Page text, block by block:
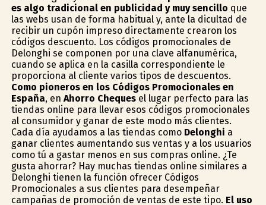
es algo tradicional en publicidad y muy sencillo que
las webs usan de forma habitual y, ante la dificultad de
recibir un cupón impreso directamente crearon los
códigos descuento. Los códigos promocionales de
Delonghi se componen por una clave alfanumérica,
cuando se aplica en la casilla correspondiente le
proporciona al cliente varios tipos de descuentos.
Como pioneros en los Códigos Promocionales en
España, en Ahorro Chequesel lugar perfecto para las
tiendas online para llevar esos códigos promocionales
al consumidor y ganar de este modo más clientes.
Cada día ayudamos a las tiendas como Delonghi a
ganar clientes aumentando sus ventas y a los usuarios
como tú a gastar menos en sus compras online. ¿Te
gusta ahorrar? Hay muchas tiendas online similares a
Delonghi tienen la función ofrecer Códigos
Promocionales a sus clientes para desempeñar
campañas de promoción de ventas de este tipo. El uso